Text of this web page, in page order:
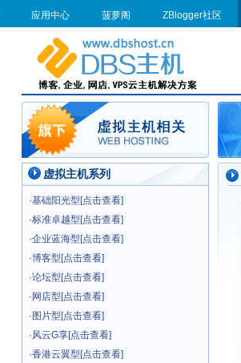
应用中心 菠萝阁 ZBlogger社区
虚拟主机系列
·基础阳光型[点击查看]
·标准卓越型[点击查看]
·企业蓝海型[点击查看]
·博客型[点击查看]
·论坛型[点击查看]
· 网店型[点击查看]
· 图片型[点击查看]
·风云G享[点击查看]
·香港云翼型[点击查看]